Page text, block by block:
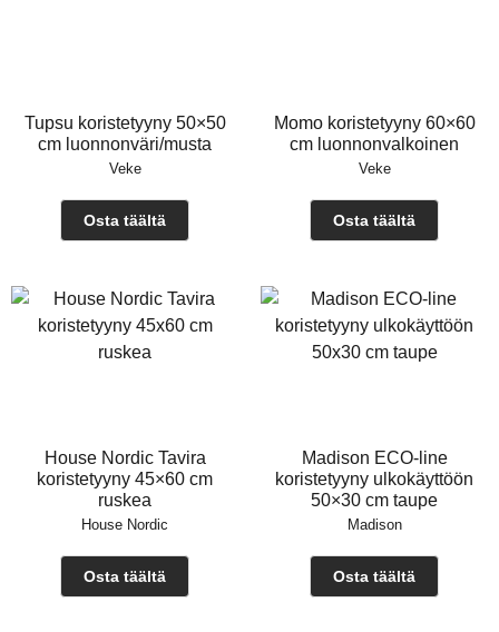
Tupsu koristetyyny 50×50
cm luonnonväri/musta
Veke
Osta täältä
Momo koristetyyny 60×60
cm luonnonvalkoinen
Veke
Osta täältä
House Nordic Tavira
koristetyyny 45×60 cm
ruskea
House Nordic
Osta täältä
Madison ECO-line
koristetyyny ulkokäyttöön
50×30 cm taupe
Madison
Osta täältä